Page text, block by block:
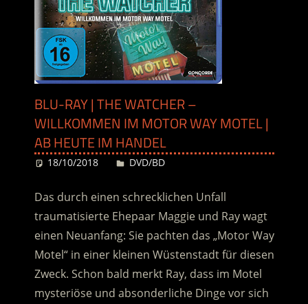
BLU-RAY | THE WATCHER –
WILLKOMMEN IM MOTOR WAY MOTEL |
AB HEUTE IM HANDEL
18/10/2018 Desiree
DVD/BD
Das durch einen schrecklichen Unfall
traumatisierte Ehepaar Maggie und Ray wagt
einen Neuanfang: Sie pachten das „Motor Way
Motel“ in einer kleinen Wüstenstadt für diesen
Zweck. Schon bald merkt Ray, dass im Motel
mysteriöse und absonderliche Dinge vor sich